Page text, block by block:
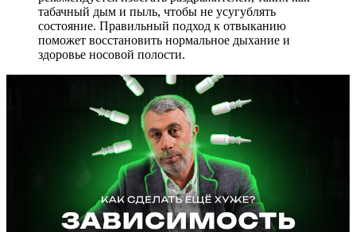
табачный дым и пыль, чтобы не усугублять
состояние. Правильный подход к отвыканию
поможет восстановить нормальное дыхание и
здоровье носовой полости.